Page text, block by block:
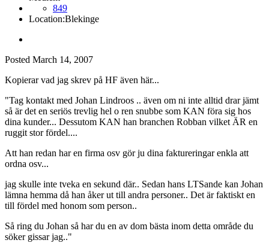
849
Location:Blekinge
Posted March 14, 2007
Kopierar vad jag skrev på HF även här...
"Tag kontakt med Johan Lindroos .. även om ni inte alltid drar jämt
så är det en seriös trevlig hel o ren snubbe som KAN föra sig hos
dina kunder... Dessutom KAN han branchen Robban vilket ÄR en
ruggit stor fördel....
Att han redan har en firma osv gör ju dina faktureringar enkla att
ordna osv...
jag skulle inte tveka en sekund där.. Sedan hans LTSande kan Johan
lämna hemma då han åker ut till andra personer.. Det är faktiskt en
till fördel med honom som person..
Så ring du Johan så har du en av dom bästa inom detta område du
söker gissar jag.."